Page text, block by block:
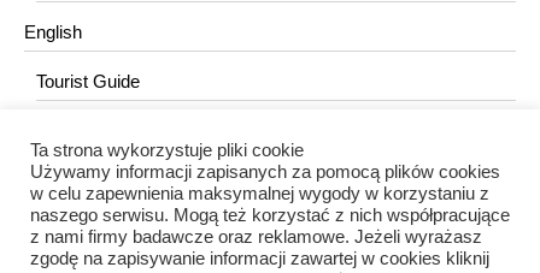
English
Tourist Guide
KONTAKT
redakcja@portalkujawski.pl
Redakcja
Ta strona wykorzystuje pliki cookie
Używamy informacji zapisanych za pomocą plików cookies
w celu zapewnienia maksymalnej wygody w korzystaniu z
naszego serwisu. Mogą też korzystać z nich współpracujące
z nami firmy badawcze oraz reklamowe. Jeżeli wyrażasz
zgodę na zapisywanie informacji zawartej w cookies kliknij